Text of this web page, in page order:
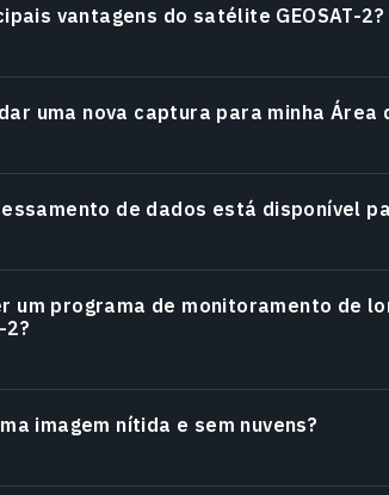
vantagens do satélite GEOSAT-2?
uma nova captura para minha
de dados está disponível
um programa de monitoramento de
2?
imagem nítida e sem nuvens?